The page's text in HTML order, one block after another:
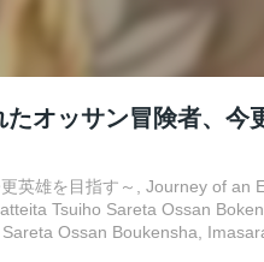
オッサン冒険者、今
英雄を目指す～, Journey of an
Tsuiho Sareta Ossan
Ossan Boukensha,